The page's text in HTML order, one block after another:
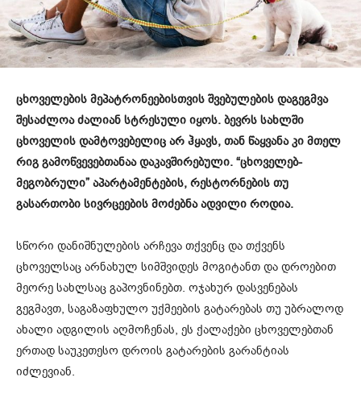
ცხოველების მეპატრონეებისთვის შვებულების დაგეგმვა
შესაძლოა ძალიან სტრესული იყოს. ბევრს სახლში
ცხოველის დამტოვებელიც არ ჰყავს, თან წაყვანა კი მთელ
რიგ გამოწვევებთანაა დაკავშირებული. “ცხოველებ-
მეგობრული” აპარტამენტების, რესტორნების თუ
გასართობი სივრცეების მოძებნა ადვილი როდია.
სწორი დანიშნულების არჩევა თქვენც და თქვენს
ცხოველსაც არნახულ სიმშვიდეს მოგიტანთ და დროებით
მეორე სახლსაც გაპოვნინებთ. ოჯახურ დასვენებას
გეგმავთ, საგაზაფხულო უქმეების გატარებას თუ უბრალოდ
ახალი ადგილის აღმოჩენას, ეს ქალაქები ცხოველებთან
ერთად საუკეთესო დროის გატარების გარანტიას
იძლევიან.